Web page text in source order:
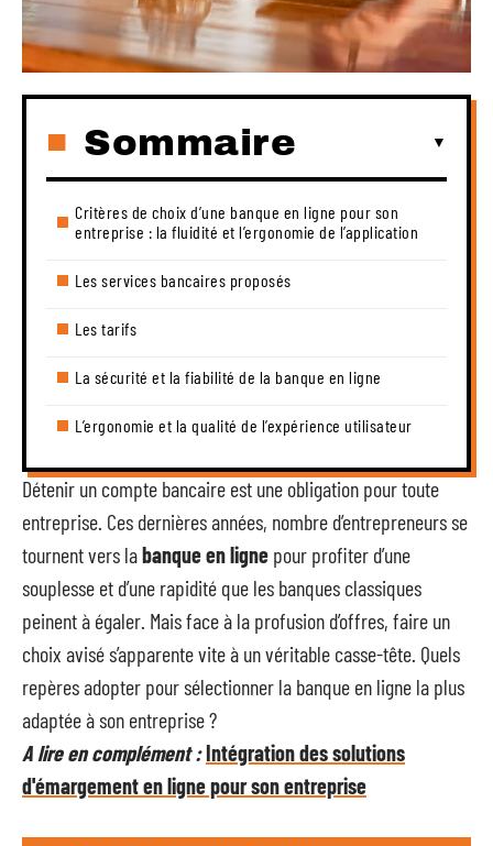
Sommaire
Critères de choix d’une banque en ligne pour son
entreprise : la fluidité et l’ergonomie de l’application
Les services bancaires proposés
Les tarifs
La sécurité et la fiabilité de la banque en ligne
L’ergonomie et la qualité de l’expérience utilisateur
Détenir un compte bancaire est une obligation pour toute
entreprise. Ces dernières années, nombre d’entrepreneurs se
tournent vers labanque en ligne pour profiter d’une
souplesse et d’une rapidité que les banques classiques
peinent à égaler. Mais face à la profusion d’offres, faire un
choix avisé s’apparente vite à un véritable casse-tête. Quels
repères adopter pour sélectionner la banque en ligne la plus
adaptée à son entreprise ?
A lire en complément :Intégration des solutions
d'émargement en ligne pour son entreprise